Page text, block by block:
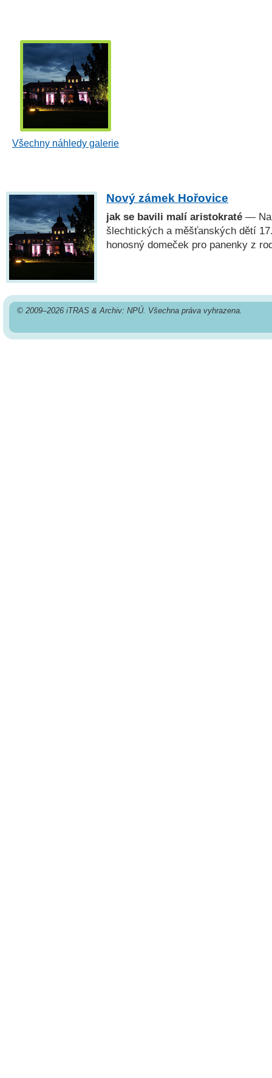
Všechny náhledy galerie
Nový zámek Hořovice
jak se bavili malí aristokraté — Na
šlechtických a měšťanských dětí
honosný domeček pro panenky z
© 2009–2026 iTRAS & Archiv: NPÚ. Všechna práva vyhrazena.